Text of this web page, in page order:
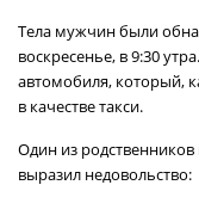
Тела мужчин были
воскресенье, в 9:30
автомобиля, который,
в качестве такси.
Один из
выразил недовольство: